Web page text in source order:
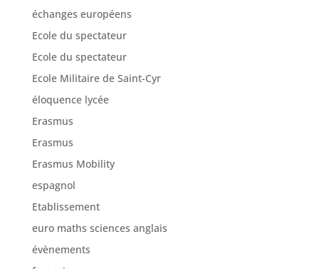
échanges européens
Ecole du spectateur
Ecole du spectateur
Ecole Militaire de Saint-Cyr
éloquence lycée
Erasmus
Erasmus
Erasmus Mobility
espagnol
Etablissement
euro maths sciences anglais
évènements